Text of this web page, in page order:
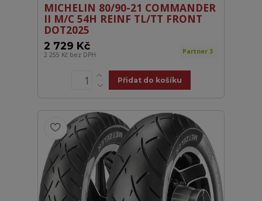
MICHELIN 80/90-21 COMMANDER
II M/C 54H REINF TL/TT FRONT
DOT2025
2 729 Kč
2 255 Kč bez DPH Partner 3
Přidat do košíku